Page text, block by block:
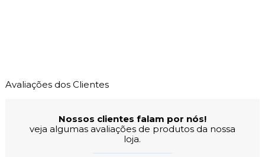
Avaliações dos Clientes
Nossos clientes falam por nós!
veja algumas avaliações de produtos da nossa
loja.